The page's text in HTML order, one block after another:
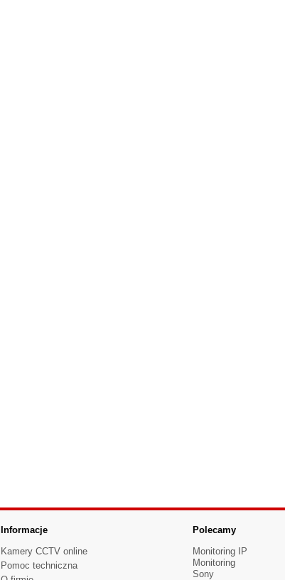
Informacje
Kamery CCTV online
Pomoc techniczna
Polecamy
Monitoring IP
Monitoring
Sony